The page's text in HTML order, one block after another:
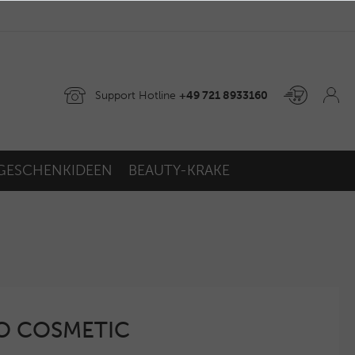
Support Hotline +49 721 8933160
BEAUTY-KRAKE
COSMETIC